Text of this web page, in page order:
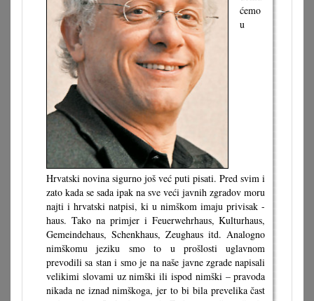
ćemo
u
Hrvatski novina sigurno još već puti pisati. Pred svim i
zato kada se sada ipak na sve veći javnih zgradov moru
najti i hrvatski natpisi, ki u nimškom imaju privisak -
haus. Tako na primjer i Feuerwehrhaus, Kulturhaus,
Gemeindehaus, Schenkhaus, Zeughaus itd. Analogno
nimškomu jeziku smo to u prošlosti uglavnom
prevodili sa stan i smo je na naše javne zgrade napisali
velikimi slovami uz nimški ili ispod nimški – pravoda
nikada ne iznad nimškoga, jer to bi bila prevelika čast